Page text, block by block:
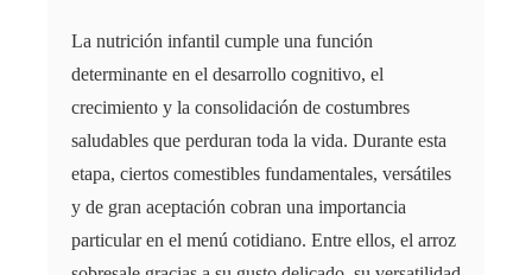
La nutrición infantil cumple una función
determinante en el desarrollo cognitivo, el
crecimiento y la consolidación de costumbres
saludables que perduran toda la vida. Durante esta
etapa, ciertos comestibles fundamentales, versátiles
y de gran aceptación cobran una importancia
particular en el menú cotidiano. Entre ellos, el arroz